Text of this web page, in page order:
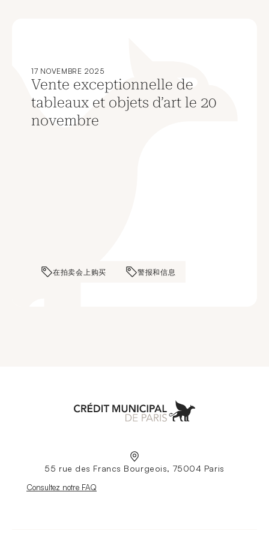
17 NOVEMBRE 2025
Vente exceptionnelle de
tableaux et objets d’art le 20
novembre
在拍卖会上购买 警报和信息
55 rue des Francs Bourgeois, 75004 Paris
Nouvelle fenêtre
Consultez notre FAQ